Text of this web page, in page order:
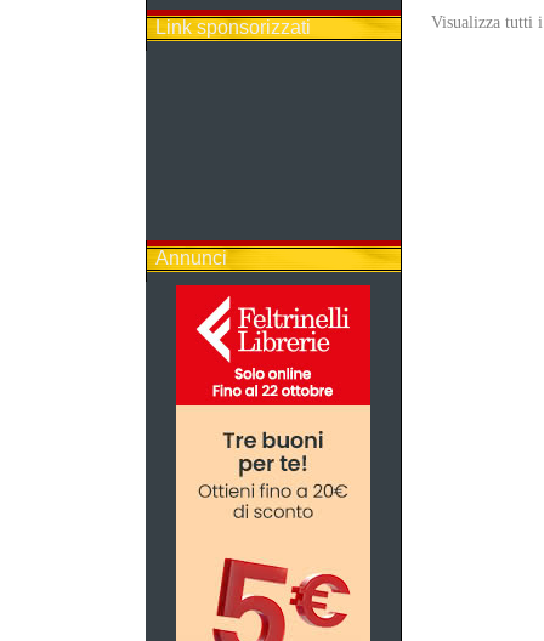
Link sponsorizzati
Annunci
Visualizza tutti